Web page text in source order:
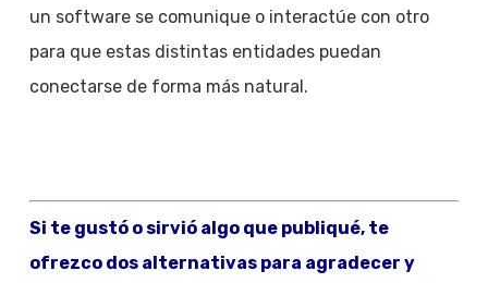
un software se comunique o interactúe con otro
para que estas distintas entidades puedan
conectarse de forma más natural.
Si te gustó o sirvió algo que publiqué, te
ofrezco dos alternativas para agradecer y